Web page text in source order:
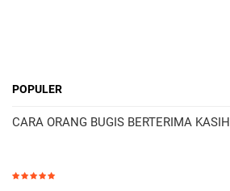
POPULER
CARA ORANG BUGIS BERTERIMA KASIH